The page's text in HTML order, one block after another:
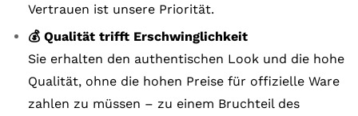
Vertrauen ist unsere Priorität.
💰 Qualität trifft Erschwinglichkeit
Sie erhalten den authentischen Look und die hohe
Qualität, ohne die hohen Preise für offizielle Ware
zahlen zu müssen – zu einem Bruchteil des